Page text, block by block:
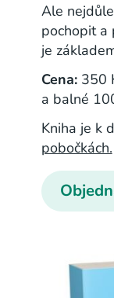
Ale
pochopit a
je
Cena:350
a balné
Kniha je k
pobočkách.